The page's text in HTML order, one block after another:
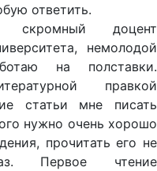
ответить.
доцент
немолодой
на полставки.
правкой
статьи мне писать
нужно очень хорошо
прочитать его не
Первое чтение